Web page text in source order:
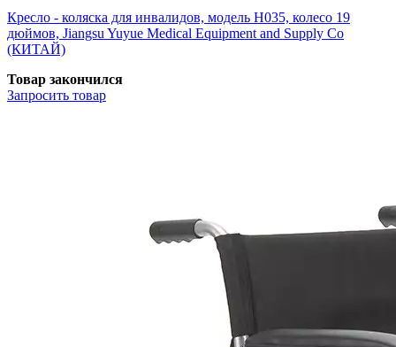
Кресло - коляска для инвалидов, модель H035, колесо 19
дюймов, Jiangsu Yuyue Medical Equipment and Supply Co
(КИТАЙ)
Товар закончился
Запросить товар